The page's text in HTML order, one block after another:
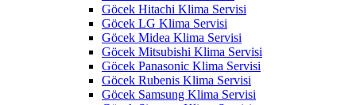
Göcek Hitachi Klima Servisi
Göcek LG Klima Servisi
Göcek Midea Klima Servisi
Göcek Mitsubishi Klima Servisi
Göcek Panasonic Klima Servisi
Göcek Rubenis Klima Servisi
Göcek Samsung Klima Servisi